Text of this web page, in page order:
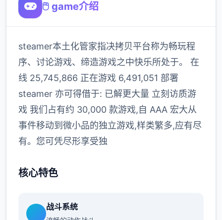
🖱️ game介绍
steamer本土化管家指决拷贝平台称为畅玩程
序、讨论游戏、缔造游戏之中快乐所处于。 在
线 25,745,866 正在游戏 6,491,051 部署
steamer 亦可得借于: 已解更大量 立刻访质游
戏 我们占有约 30,000 款游戏,自 AAA 宏大从
事件移动到微小品的独立游戏,样类繁多,应有尽
有。您可凭尽形享受独
核心特色
战斗系统